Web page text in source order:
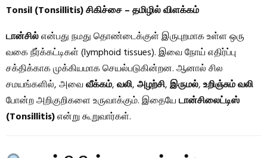
Tonsil (Tonsillitis) சிகிச்சை – தமிழில் விளக்கம்
டான்சில்என்பது நமது தொண்டைக்குள் இருபுறமாக உள்ள ஒரு
வகை நீர்க்கட்டிகள் (lymphoid tissues). இவை நோய் எதிர்ப்பு
சக்திக்காக முக்கியமாக செயல்படுகின்றன. ஆனால் சில
சமயங்களில், அவைவீக்கம்,வலி,அழற்சி,இருமல்,உறிஞ்சும் வலி
போன்ற அறிகுறிகளை உருவாக்கும். இதையேடான்சிலைட்டிஸ்
(Tonsillitis)என்று கூறுவார்கள்.